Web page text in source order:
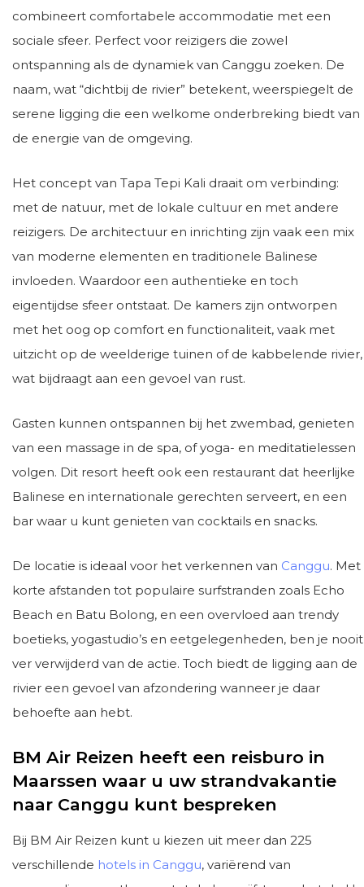
combineert comfortabele accommodatie met een
sociale sfeer. Perfect voor reizigers die zowel
ontspanning als de dynamiek van Canggu zoeken. De
naam, wat “dichtbij de rivier” betekent, weerspiegelt de
serene ligging die een welkome onderbreking biedt van
de energie van de omgeving.
Het concept van Tapa Tepi Kali draait om verbinding:
met de natuur, met de lokale cultuur en met andere
reizigers. De architectuur en inrichting zijn vaak een mix
van moderne elementen en traditionele Balinese
invloeden. Waardoor een authentieke en toch
eigentijdse sfeer ontstaat. De kamers zijn ontworpen
met het oog op comfort en functionaliteit, vaak met
uitzicht op de weelderige tuinen of de kabbelende rivier,
wat bijdraagt aan een gevoel van rust.
Gasten kunnen ontspannen bij het zwembad, genieten
van een massage in de spa, of yoga- en meditatielessen
volgen. Dit resort heeft ook een restaurant dat heerlijke
Balinese en internationale gerechten serveert, en een
bar waar u kunt genieten van cocktails en snacks.
De locatie is ideaal voor het verkennen van Canggu. Met
korte afstanden tot populaire surfstranden zoals Echo
Beach en Batu Bolong, en een overvloed aan trendy
boetieks, yogastudio’s en eetgelegenheden, ben je nooit
ver verwijderd van de actie. Toch biedt de ligging aan de
rivier een gevoel van afzondering wanneer je daar
behoefte aan hebt.
BM Air Reizen heeft een reisburo in
Maarssen waar u uw strandvakantie
naar Canggu kunt bespreken
Bij BM Air Reizen kunt u kiezen uit meer dan 225
verschillende hotels in Canggu, variërend van